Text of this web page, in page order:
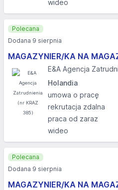
wideo
MAGAZYNIER/KA NA
E&A Agencja
Holandia
umowa o pracę
rekrutacja zdalna
praca od zaraz
wideo
Polecana
Dodana 9 sierpnia
MAGAZYNIER/KA NA
Polecana
Dodana 9 sierpnia